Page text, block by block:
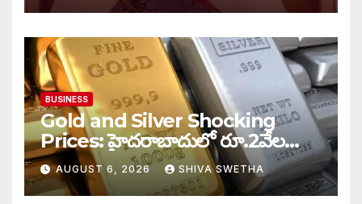
BUSINESS
Gold and Silver Shocking
Prices: హైదరాబాదులో రూ.2వేల
900 పెరిగిన తులం రేటు…
AUGUST 6, 2026 SHIVA SWETHA